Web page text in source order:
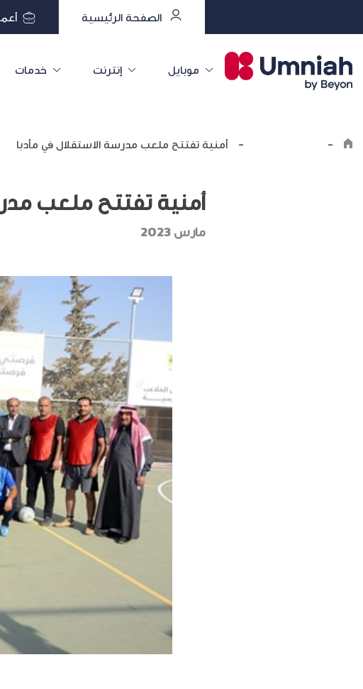
الصفحة الرئيسية
موبايل إنترنت خدمات
-
- أمنية تفتتح ملعب مدرسة الاستقلال في مأدبا
أمنية تفتتح ملعب
مارس 2023